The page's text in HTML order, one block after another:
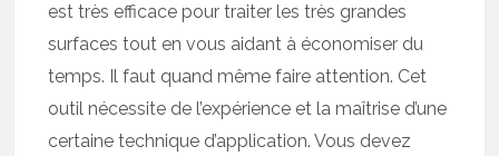
est très efficace pour traiter les très grandes
surfaces tout en vous aidant à économiser du
temps. Il faut quand même faire attention. Cet
outil nécessite de l’expérience et la maîtrise d’une
certaine technique d’application. Vous devez